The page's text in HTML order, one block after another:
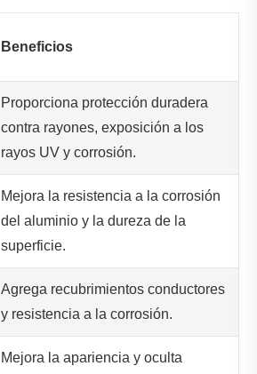
Beneficios
Proporciona protección duradera
contra rayones, exposición a los
rayos UV y corrosión.
Mejora la resistencia a la corrosión
del aluminio y la dureza de la
superficie.
Agrega recubrimientos conductores
y resistencia a la corrosión.
Mejora la apariencia y oculta